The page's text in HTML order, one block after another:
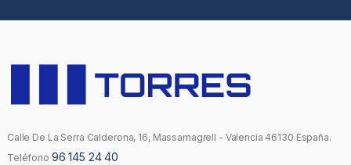
Calle De La Serra Calderona, 16, Massamagrell - Valencia 46130 España.
Teléfono 96 145 24 40